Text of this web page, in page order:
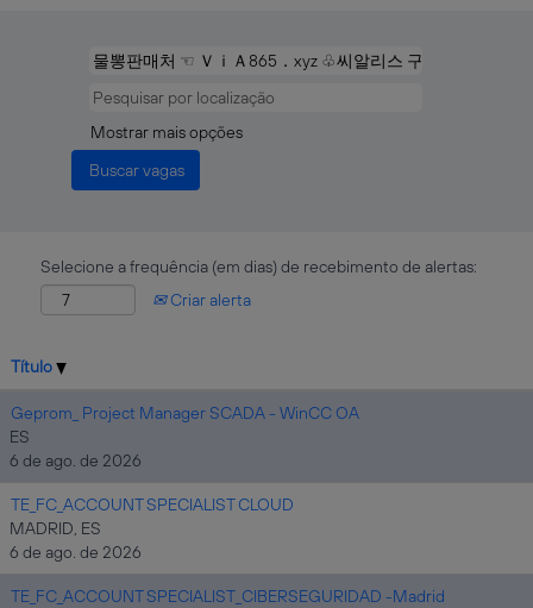
Mostrar mais opções
Selecione a frequência (em dias) de recebimento de alertas:
Criar alerta
Título
Geprom_ Project Manager SCADA - WinCC OA
ES
6 de ago. de 2026
TE_FC_ACCOUNT SPECIALIST CLOUD
MADRID, ES
6 de ago. de 2026
TE_FC_ACCOUNT SPECIALIST_CIBERSEGURIDAD -Madrid